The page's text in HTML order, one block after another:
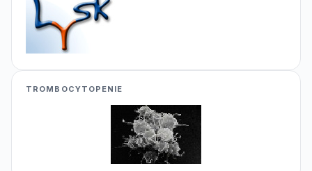
TROMBOCYTOPENIE